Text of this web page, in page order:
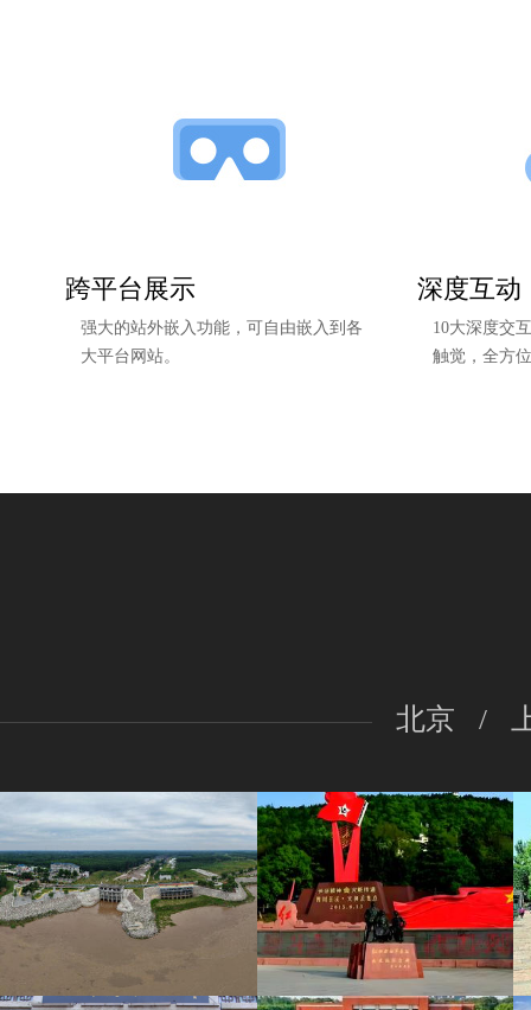
跨平台展示
强大的站外嵌入功能，可自由嵌入到各
大平台网站。
深度互动
10大深度交
触觉，全方
北京 /